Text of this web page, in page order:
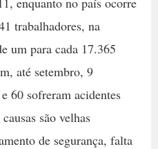
trabalhadores, na
um para cada 17.365
até setembro, 9
60 sofreram acidentes
são velhas
de segurança, falta